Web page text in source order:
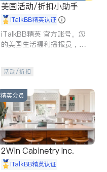
美国活动/折扣小助手
iTalkBB精英认证
iTalkBB精英 官方账号。您
的美国生活福利播报员，精
专属福利。
活动/折扣
精英会员
2Win Cabinetry Inc.
iTalkBB精英认证